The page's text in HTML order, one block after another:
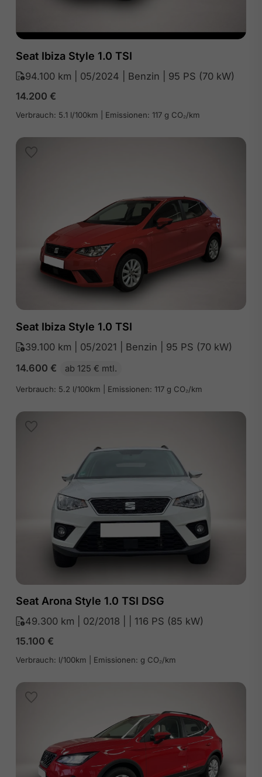
Seat Ibiza Style 1.0 TSI
94.100 km | 05/2024 | Benzin | 95 PS (70 kW)
14.200 €
Verbrauch: 5.1 l/100km | Emissionen: 117 g CO₂/km
Seat Ibiza Style 1.0 TSI
39.100 km | 05/2021 | Benzin | 95 PS (70 kW)
14.600 € ab 125 € mtl.
Verbrauch: 5.2 l/100km | Emissionen: 117 g CO₂/km
Seat Arona Style 1.0 TSI DSG
49.300 km | 02/2018 | | 116 PS (85 kW)
15.100 €
Verbrauch: l/100km | Emissionen: g CO₂/km